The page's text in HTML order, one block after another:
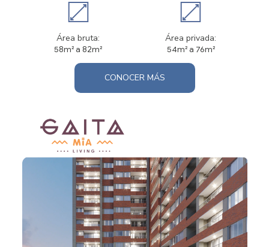
Área bruta:
58m² a 82m²
Área privada:
54m² a 76m²
CONOCER MÁS